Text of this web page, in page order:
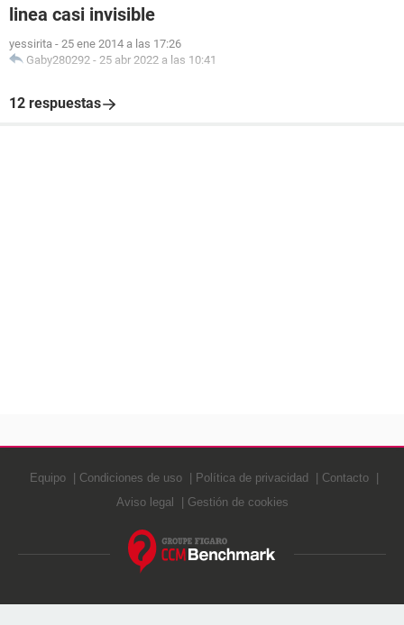
linea casi invisible
yessirita - 25 ene 2014 a las 17:26
Gaby280292 - 25 abr 2022 a las 10:41
12 respuestas
Equipo Condiciones de uso Política de privacidad
Contacto
Aviso legal
Gestión de cookies